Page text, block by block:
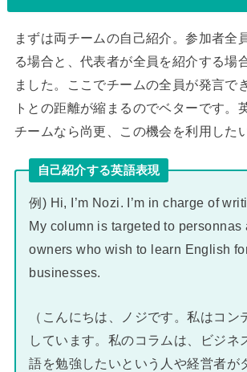
まずは両チームの自己紹介。参加者全
る場合と、代表者が全員を紹介する場
ました。ここでチームの全員が発言で
トとの距離が縮まるのでベターです。
チームなら尚更、この機会を利用した
自己紹介する英語表現
例) Hi, I’m Nozi. I’m in charge of
My column is targeted to personnas
owners who wish to learn English
businesses.
（こんにちは、ノジです。私はコン
しています。私のコラムは、ビジネ
語を勉強したいという人や経営者が